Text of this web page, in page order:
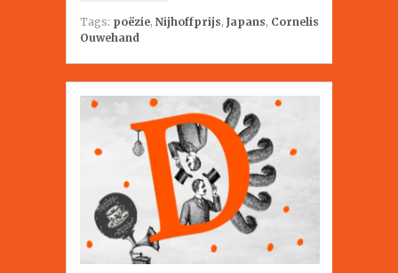
Tags: poëzie, Nijhoffprijs, Japans, Cornelis
Ouwehand